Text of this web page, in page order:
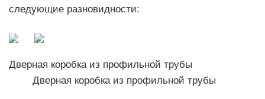
следующие разновидности:
Дверная коробка из профильной трубы
Дверная коробка из профильной трубы